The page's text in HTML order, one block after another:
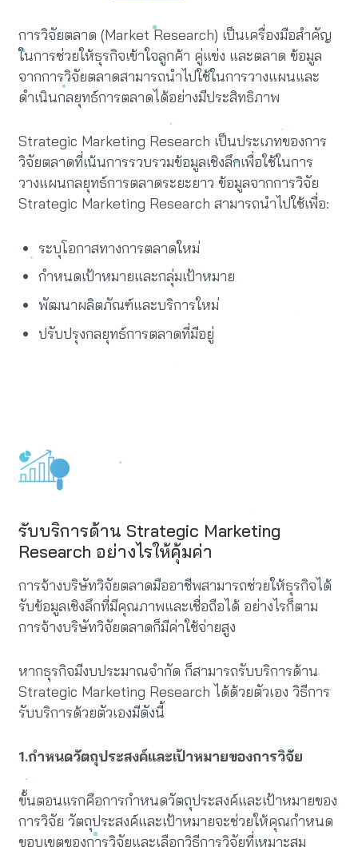
การวิจัยตลาด (Market Research) เป็นเครื่องมือสำคัญ
ในการช่วยให้ธุรกิจเข้าใจลูกค้า คู่แข่ง และตลาด ข้อมูล
จากการวิจัยตลาดสามารถนำไปใช้ในการวางแผนและ
ดำเนินกลยุทธ์การตลาดได้อย่างมีประสิทธิภาพ
Strategic Marketing Research เป็นประเภทของการ
วิจัยตลาดที่เน้นการรวบรวมข้อมูลเชิงลึกเพื่อใช้ในการ
วางแผนกลยุทธ์การตลาดระยะยาว ข้อมูลจากการวิจัย
Strategic Marketing Research สามารถนำไปใช้เพื่อ:
ระบุโอกาสทางการตลาดใหม่
กำหนดเป้าหมายและกลุ่มเป้าหมาย
พัฒนาผลิตภัณฑ์และบริการใหม่
ปรับปรุงกลยุทธ์การตลาดที่มีอยู่
รับบริการด้าน Strategic Marketing
Research อย่างไรให้คุ้มค่า
การจ้างบริษัทวิจัยตลาดมืออาชีพสามารถช่วยให้ธุรกิจได้
รับข้อมูลเชิงลึกที่มีคุณภาพและเชื่อถือได้ อย่างไรก็ตาม
การจ้างบริษัทวิจัยตลาดก็มีค่าใช้จ่ายสูง
หากธุรกิจมีงบประมาณจำกัด ก็สามารถรับบริการด้าน
Strategic Marketing Research ได้ด้วยตัวเอง วิธีการ
รับบริการด้วยตัวเองมีดังนี้
1.กำหนดวัตถุประสงค์และเป้าหมายของการวิจัย
ขั้นตอนแรกคือการกำหนดวัตถุประสงค์และเป้าหมายของ
การวิจัย วัตถุประสงค์และเป้าหมายจะช่วยให้คุณกำหนด
ขอบเขตของการวิจัยและเลือกวิธีการวิจัยที่เหมาะสม